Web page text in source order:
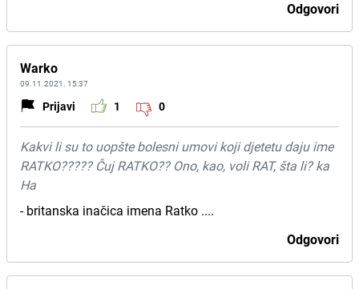
Odgovori
Warko
09.11.2021. 15:37
Prijavi 1 0
Kakvi li su to uopšte bolesni umovi koji djetetu daju ime
RATKO????? Čuj RATKO?? Ono, kao, voli RAT, šta li? ka
Ha
- britanska inačica imena Ratko ....
Odgovori